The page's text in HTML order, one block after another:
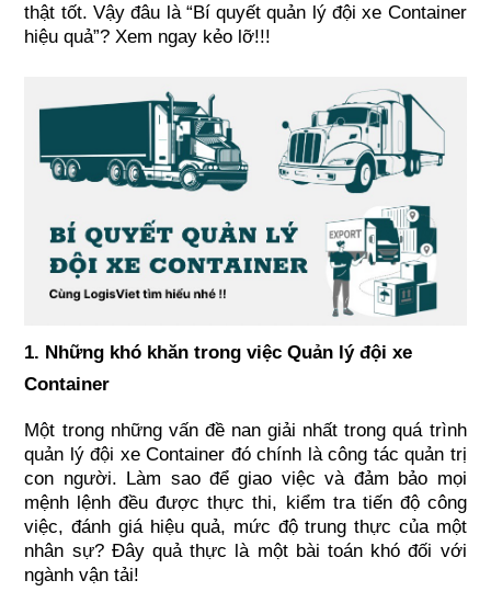
thật tốt. Vậy đâu là “Bí quyết quản lý đội xe Container
hiệu quả”? Xem ngay kẻo lỡ!!!
1. Những khó khăn trong việc Quản lý đội xe
Container
Một trong những vấn đề nan giải nhất trong quá trình
quản lý đội xe Container đó chính là công tác quản trị
con người. Làm sao để giao việc và đảm bảo mọi
mệnh lệnh đều được thực thi, kiểm tra tiến độ công
việc, đánh giá hiệu quả, mức độ trung thực của một
nhân sự? Đây quả thực là một bài toán khó đối với
ngành vận tải!